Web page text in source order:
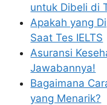
untuk Dibeli di
Apakah yang
Saat Tes IELTS
Asuransi
Jawabannya!
Bagaimana
yang Menarik?